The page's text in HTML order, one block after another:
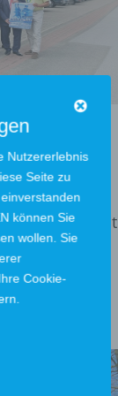
ein
ist
Nutzererlebnis
Seite zu
können Sie
wollen. Sie
Cookie-